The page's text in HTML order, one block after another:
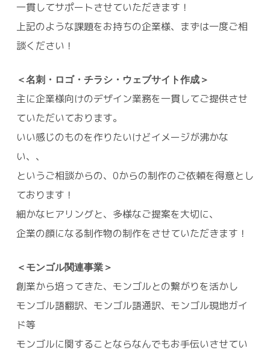
一貫してサポートさせていただきます！
上記のような課題をお持ちの企業様、まずは一度ご相
談ください！
＜名刺・ロゴ・チラシ・ウェブサイト作成＞
主に企業様向けのデザイン業務を一貫してご提供させ
ていただいております。
いい感じのものを作りたいけどイメージが沸かな
い、、
というご相談からの、0からの制作のご依頼を得意とし
ております！
細かなヒアリングと、多様なご提案を大切に、
企業の顔になる制作物の制作をさせていただきます！
＜モンゴル関連事業＞
創業から培ってきた、モンゴルとの繋がりを活かし
モンゴル語翻訳、モンゴル語通訳、モンゴル現地ガイ
ド等
モンゴルに関することならなんでもお手伝いさせてい